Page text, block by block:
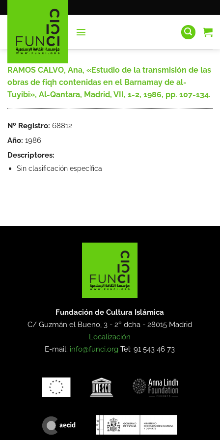
al
RAMOS CALVO, Ana, «Estudio de la transmisión de las
obras de fiqh contenidas en el Barnamay de al-
Tuyibi», Al-Qantara, Madrid, VII, 1-2, 1986, pp. 107-134.
Nº Registro: 68812
Año: 1986
Descriptores:
Sin clasificación específica
Fundación de Cultura Islámica
C/ Guzmán el Bueno, 3 - 2º dcha -28015 Madrid
Localización
E-mail: info@funci.org Tel: 91 543 46 73